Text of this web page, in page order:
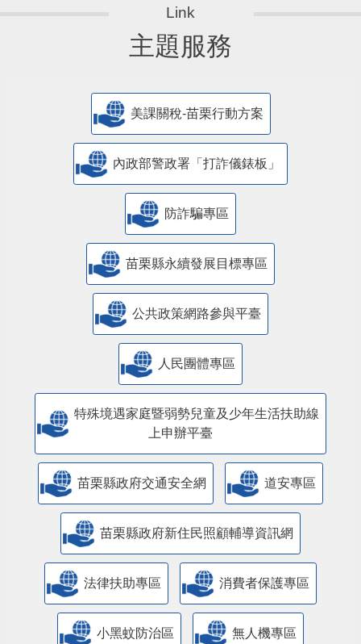
主題服務
美課關稅-苗栗行動方案
內政部警政署「打詐儀錶板」
防詐騙專區
苗栗縣永續發展目標專區
公共政策網路參與平臺
人民團體專區
特殊境遇家庭暨弱勢兒童及少年生活扶助線
上申辦平臺
苗栗縣政府交通安全網 道安專區
苗栗縣政府新住民照顧輔導資訊網
法律扶助專區 消費者保護專區
小黑蚊防治區 無人機專區